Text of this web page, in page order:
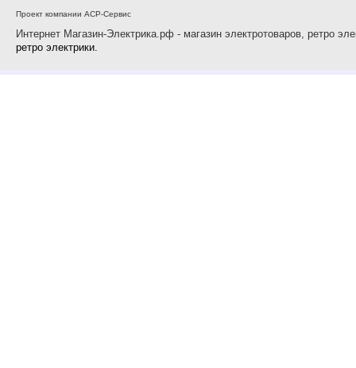
Проект компании АСР-Сервис
Интернет Магазин-Электрика.рф - магазин электротоваров, ретро
ретро электрики.